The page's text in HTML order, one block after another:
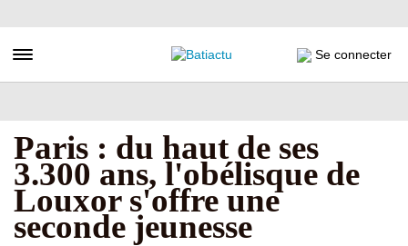
au
principal
Toggle navigation Se connecter
Paris : du haut de ses
3.300 ans, l'obélisque de
Louxor s'offre une
seconde jeunesse